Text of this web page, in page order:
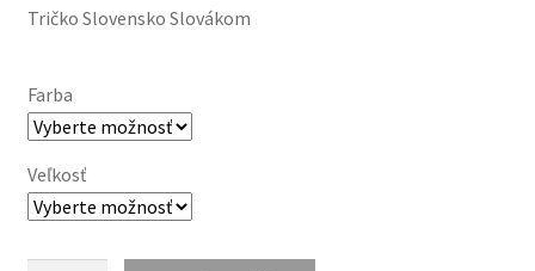
Tričko Slovensko Slovákom
Farba
Veľkosť